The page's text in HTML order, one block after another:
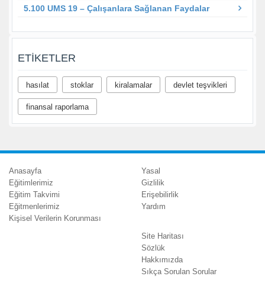
5.100 UMS 19 – Çalışanlara Sağlanan Faydalar
ETIKETLER
hasılat stoklar kiralamalar devlet teşvikleri
finansal raporlama
Anasayfa
Eğitimlerimiz
Eğitim Takvimi
Eğitmenlerimiz
Kişisel Verilerin Korunması
Yasal
Gizlilik
Erişebilirlik
Yardım
Site Haritası
Sözlük
Hakkımızda
Sıkça Sorulan Sorular